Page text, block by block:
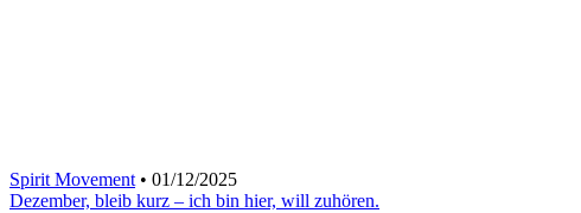
Spirit Movement• 01/12/2025
Dezember, bleib kurz – ich bin hier, will zuhören.